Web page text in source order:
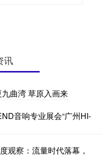
讯
曲湾 草原入画来
音响专业展会“广州HI-
观察：流量时代落幕，